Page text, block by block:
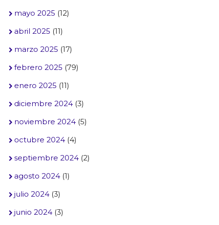
mayo 2025 (12)
abril 2025 (11)
marzo 2025 (17)
febrero 2025 (79)
enero 2025 (11)
diciembre 2024(3)
noviembre 2024(5)
octubre 2024(4)
septiembre 2024(2)
agosto 2024(1)
julio 2024(3)
junio 2024(3)